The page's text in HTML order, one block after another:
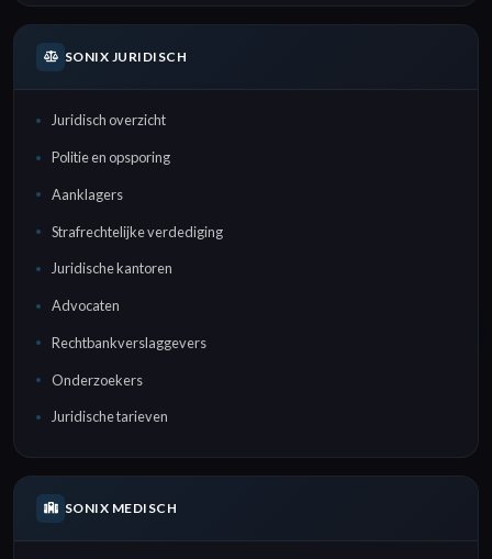
SONIX JURIDISCH
Juridisch overzicht
Politie en opsporing
Aanklagers
Strafrechtelijke verdediging
Juridische kantoren
Advocaten
Rechtbankverslaggevers
Onderzoekers
Juridische tarieven
SONIX MEDISCH